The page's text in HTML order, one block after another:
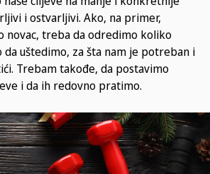
i ostvarljivi. Ako, na primer,
novac, treba da odredimo koliko
da uštedimo, za šta nam je potreban i
Trebam takođe, da postavimo
i da ih redovno pratimo.